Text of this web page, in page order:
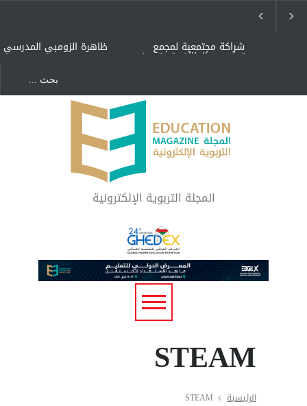
ظاهرة الزومبي المدرسي شراكة مجتمعية لمجمع
تعليمي بالطائف تستهدف
"كنت أنضرب ومافيني إلا
العافية" هل هذا مبرر
لاستمرار أسلوب التربية
المتوارث؟
لماذا تعد برامج توعية الأطفال
بخصوصية الجسد وقاية لا
فضول؟
المجلة التربوية الإلكترونية
STEAM
الرئيسية STEAM